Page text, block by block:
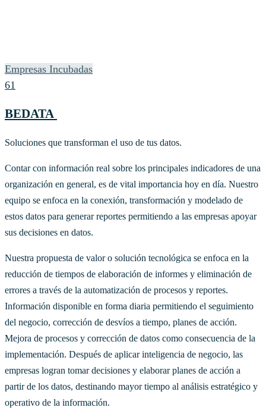
Empresas Incubadas
61
BEDATA
Soluciones que transforman el uso de tus datos.
Contar con información real sobre los principales indicadores de una
organización en general, es de vital importancia hoy en día. Nuestro
equipo se enfoca en la conexión, transformación y modelado de
estos datos para generar reportes permitiendo a las empresas apoyar
sus decisiones en datos.
Nuestra propuesta de valor o solución tecnológica se enfoca en la
reducción de tiempos de elaboración de informes y eliminación de
errores a través de la automatización de procesos y reportes.
Información disponible en forma diaria permitiendo el seguimiento
del negocio, corrección de desvíos a tiempo, planes de acción.
Mejora de procesos y corrección de datos como consecuencia de la
implementación. Después de aplicar inteligencia de negocio, las
empresas logran tomar decisiones y elaborar planes de acción a
partir de los datos, destinando mayor tiempo al análisis estratégico y
operativo de la información.